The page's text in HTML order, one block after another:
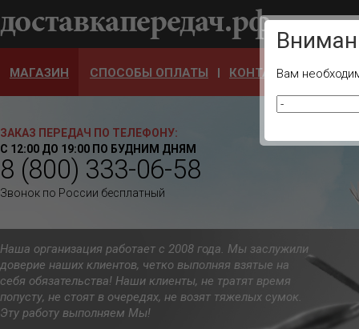
Ваш
МАГАЗИН СПОСОБЫ ОПЛАТЫ КОНТАКТЫ
ЗАКАЗ ПЕРЕДАЧ ПО ТЕЛЕФОНУ:
С 12:00 ДО 19:00 ПО БУДНИМ ДНЯМ
8 (800) 333-06-58
Звонок по России бесплатный
Наша организация работает с 2008 года. Мы заслужили
доверие наших клиентов, четко выполняя взятые на
себя обязательства! Наши клиенты, не тратят время
попусту, не стоят в очередях, не возят тяжелых сумок.
Эту работу выполняем Мы!
Вам